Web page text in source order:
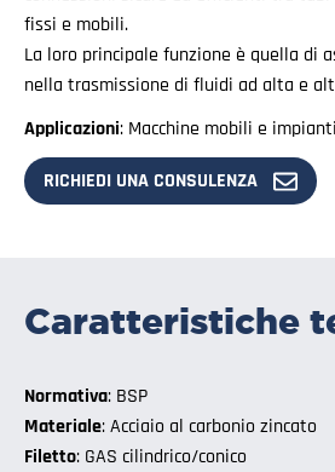
fissi e mobili.
La loro principale funzione è quella di
nella trasmissione di fluidi ad alta e
Applicazioni: Macchine mobili e
RICHIEDI UNA CONSULENZA
Caratteristiche
Normativa: BSP
Materiale: Acciaio al carbonio zincato
Filetto: GAS cilindrico/conico